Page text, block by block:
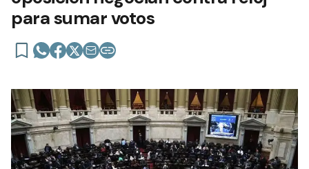
para sumar votos